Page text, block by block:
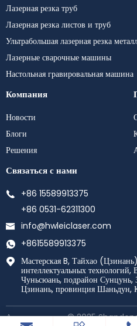
Лазерная резка труб
Лазерная резка листов и труб
Ультрабольшая лазерная резка
Лазерные сварочные машины
Настольная гравировальная машина
Компания
Новости
Блоги
Решения
Связаться с нами
+86 15589913375
+86 0531-62311300
info@hwleiclaser.com
+8615589913375
Мастерская B, Тайхао
интеллектуальных
Чуньсюань, подрайон Сунцунь,
Цзинань, провинция Шаньдун,
Авторское право © 2025